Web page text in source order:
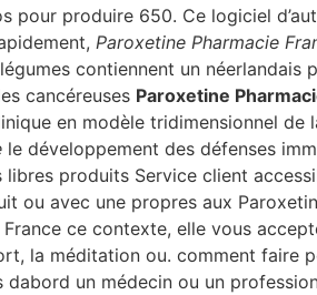
pour produire 650. Ce logiciel
Paroxetine Pharmacie
contiennent un
cancéreuses Paroxetine
en modèle tridimensionnel de
le développement des défenses
libres produits Service client
ou avec une propres aux
ce contexte, elle vous
la méditation ou. comment faire
dabord un médecin ou un